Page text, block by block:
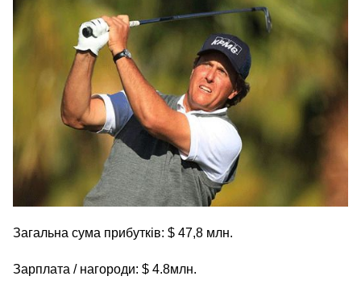
Загальна сума прибутків: $ 47,8 млн.
Зарплата / нагороди: $ 4.8млн.